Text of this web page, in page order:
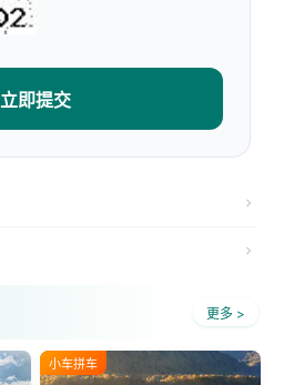
立即提交
更多 >
小车拼车